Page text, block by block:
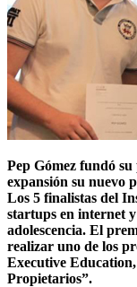
Pep Gómez fundó
expansión su nuevo
Los 5 finalistas del
startups en internet y
adolescencia. El
realizar uno de los
Executive
Propietarios”.